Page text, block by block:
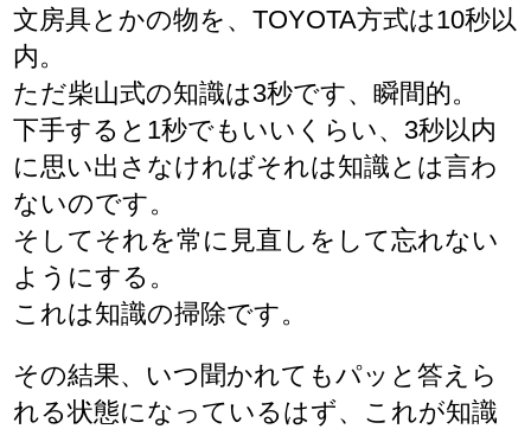
文房具とかの物を、TOYOTA方式は10秒以
内。
ただ柴山式の知識は3秒です、瞬間的。
下手すると1秒でもいいくらい、3秒以内
に思い出さなければそれは知識とは言わ
ないのです。
そしてそれを常に見直しをして忘れない
ようにする。
これは知識の掃除です。
その結果、いつ聞かれてもパッと答えら
れる状態になっているはず、これが知識